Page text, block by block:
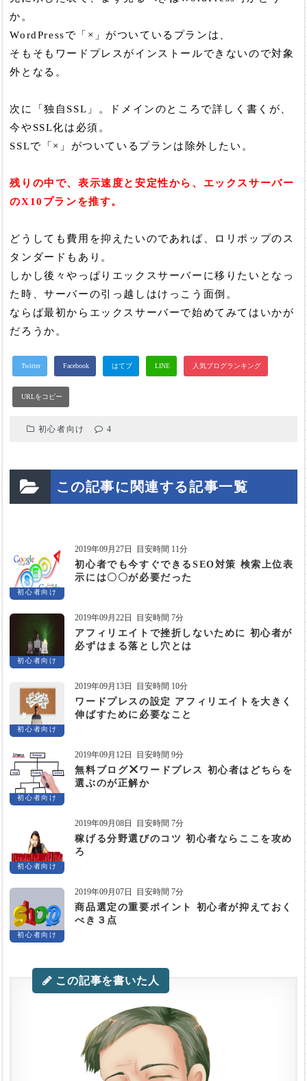
か。
WordPressで「×」がついているプランは、
そもそもワードプレスがインストールできないので対象
外となる。
次に「独自SSL」。ドメインのところで詳しく書くが、
今やSSL化は必須。
SSLで「×」がついているプランは除外したい。
残りの中で、表示速度と安定性から、エックスサーバー
のX10プランを推す。
どうしても費用を抑えたいのであれば、ロリポップのス
タンダードもあり。
しかし後々やっぱりエックスサーバーに移りたいとなっ
た時、サーバーの引っ越しはけっこう面倒。
ならば最初からエックスサーバーで始めてみてはいかが
だろうか。
初心者向け 4
この記事に関連する記事一覧
初心者向け
2019年09月27日 目安時間 11分
初心者でも今すぐできるSEO対策 検索上位表
示には〇〇が必要だった
初心者向け
2019年09月22日 目安時間 7分
アフィリエイトで挫折しないために 初心者が
必ずはまる落とし穴とは
初心者向け
2019年09月13日 目安時間 10分
ワードプレスの設定 アフィリエイトを大きく
伸ばすために必要なこと
初心者向け
2019年09月12日 目安時間 9分
無料ブログ
ワードプレス 初心者はどちらを
選ぶのが正解か
初心者向け
2019年09月08日 目安時間 7分
稼げる分野選びのコツ 初心者ならここを攻め
ろ
初心者向け
2019年09月07日 目安時間 7分
商品選定の重要ポイント 初心者が抑えておく
べき３点
この記事を書いた人